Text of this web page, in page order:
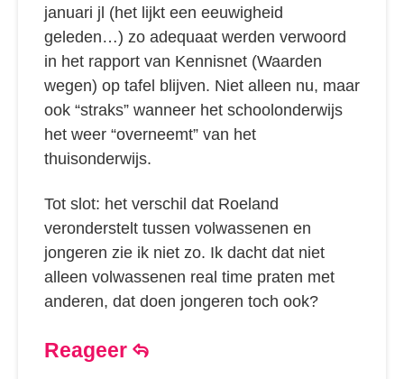
januari jl (het lijkt een eeuwigheid
geleden…) zo adequaat werden verwoord
in het rapport van Kennisnet (Waarden
wegen) op tafel blijven. Niet alleen nu, maar
ook “straks” wanneer het schoolonderwijs
het weer “overneemt” van het
thuisonderwijs.
Tot slot: het verschil dat Roeland
veronderstelt tussen volwassenen en
jongeren zie ik niet zo. Ik dacht dat niet
alleen volwassenen real time praten met
anderen, dat doen jongeren toch ook?
Reageer